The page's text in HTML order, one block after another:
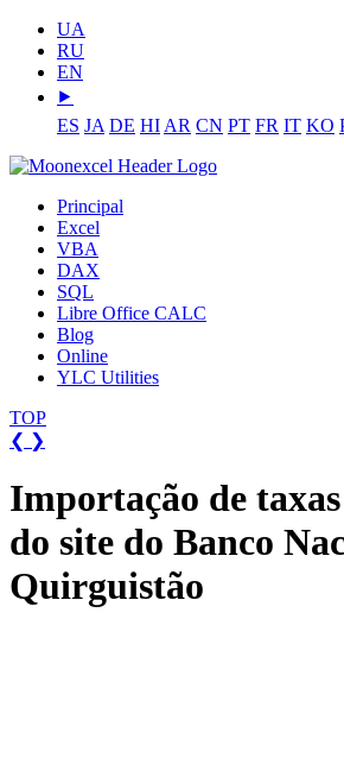
UA
RU
EN
⯈
ES JA DE HI AR CN PT FR IT KO
Principal
Excel
VBA
DAX
SQL
Libre Office CALC
Blog
Online
YLC Utilities
TOP
❮ ❯
Importação de
do site do Banco
Quirguistão